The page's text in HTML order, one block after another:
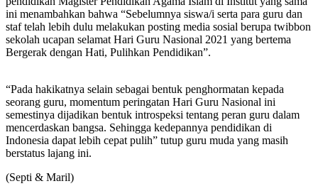
ini menambahkan bahwa “Sebelumnya siswa/i serta para guru dan
staf telah lebih dulu melakukan posting media sosial berupa twibbon
sekolah ucapan selamat Hari Guru Nasional 2021 yang bertema
Bergerak dengan Hati, Pulihkan Pendidikan”.
“Pada hakikatnya selain sebagai bentuk penghormatan kepada
seorang guru, momentum peringatan Hari Guru Nasional ini
semestinya dijadikan bentuk introspeksi tentang peran guru dalam
mencerdaskan bangsa. Sehingga kedepannya pendidikan di
Indonesia dapat lebih cepat pulih” tutup guru muda yang masih
berstatus lajang ini.
(Septi & Maril)